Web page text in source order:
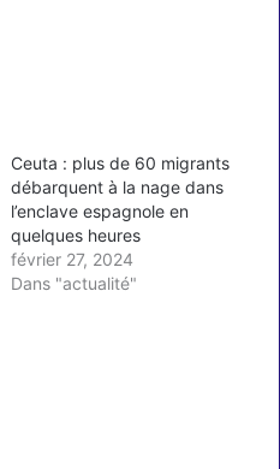
Ceuta : plus de 60 migrants
débarquent à la nage dans
l’enclave espagnole en
quelques heures
février 27, 2024
Dans "actualité"